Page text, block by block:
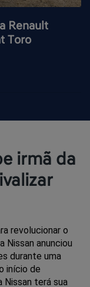
Renault
Toro
irmã da
revolucionar o
Nissan anunciou
durante uma
início de
Nissan terá sua